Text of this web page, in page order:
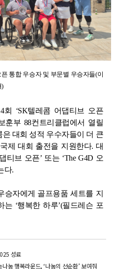
통합 우승자 및 부문별 우승자들(이
)
4회 ‘SK텔레콤 어댑티브 오픈
훈부 88컨트리클럽에서 열릴
은 대회 성적 우수자들이 더 큰
제 대회 출전을 지원한다. 대
티브 오픈’ 또는 ‘The G4D 오
다.
승자에게 골프용품 세트를 지
는 ‘행복한 하루’(필드레슨 포
성료
나눔 행복라운드, ‘나눔의 선순환’ 보여줘